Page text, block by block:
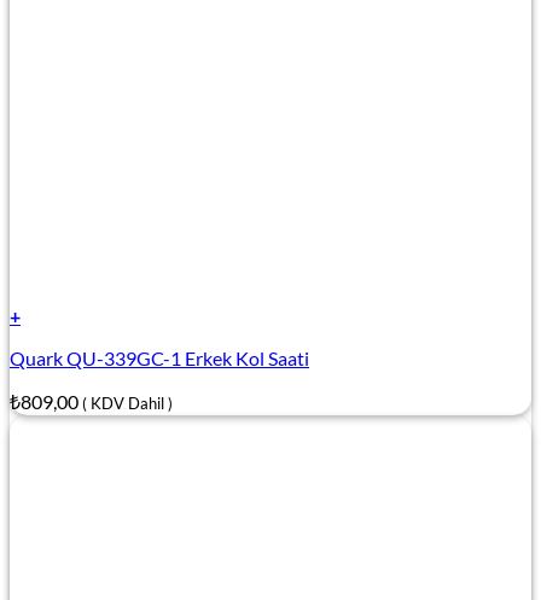
+
Quark QU-339GC-1 Erkek Kol Saati
₺809,00( KDV Dahil )